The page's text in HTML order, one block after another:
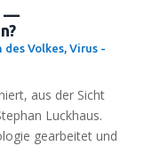
—
des Volkes, Virus -
aus der Sicht
Luck­haus.
gear­bei­tet und